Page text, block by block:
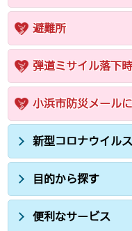
避難所
弾道ミサイル落下
小浜市防災メール
新型コロナウイル
目的から探す
便利なサービス